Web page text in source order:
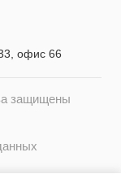
офис 66
защищены